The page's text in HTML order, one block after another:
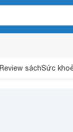
Review sáchSức